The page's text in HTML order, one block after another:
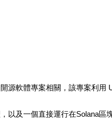
源軟體專案相關，該專案利用
以及一個直接運行在Solana區